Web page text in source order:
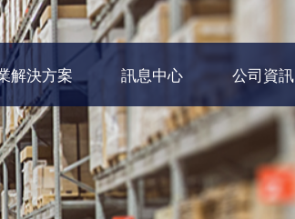
解決方案 訊息中心 公司資訊